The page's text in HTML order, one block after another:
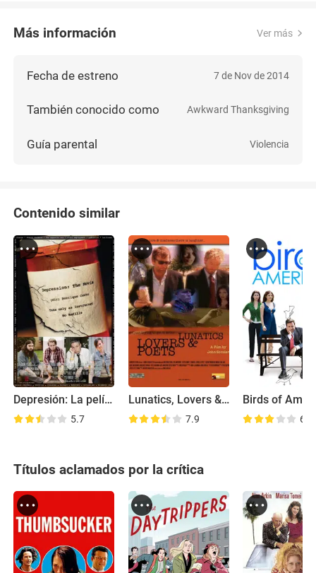
Más información Ver más
Fecha de estreno 7 de Nov de 2014
También conocido como Awkward Thanksgiving
Guía parental Violencia
Contenido similar
Depresión: La película
5.7
Lunatics, Lovers & Poets
7.9
Birds of
6.0
Títulos aclamados por la crítica